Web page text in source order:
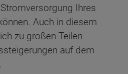
Ihres
Auch in diesem
zu großen Teilen
auf dem